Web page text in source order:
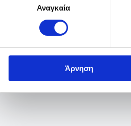
συγκατάθεσηςΑναγκαία
Άρνηση